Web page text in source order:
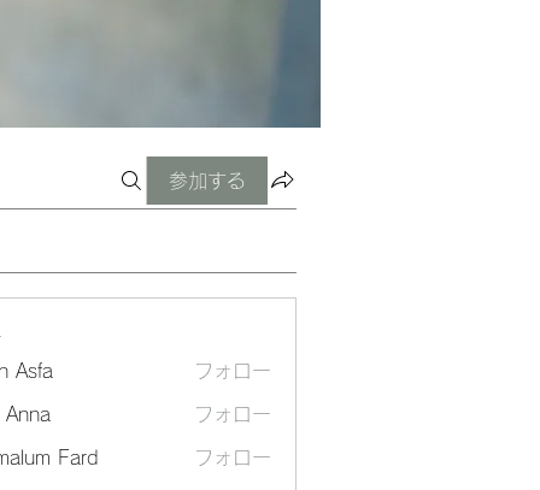
参加する
Asfa
フォロー
Anna フォロー
Fard フォロー